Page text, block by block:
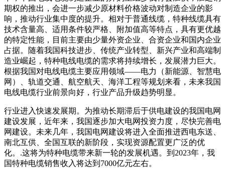
期权的推出，会进一步减少原材料价格波动对制造企业的影
响，推动行业集中度的提升。相对于普通线缆，特种线缆具有
技术含量高、适用条件较严格、附加值高等特点，具有更优越
的特定性能，目前主要由少量外资企业、合资企业和国内企业
占据。随着我国科技进步、传统产业转型、新兴产业和高端制
造业崛起，特种电线电缆的需求将持续增长，发展潜力巨大。
根据我国对电线电缆主要应用领域——电力（新能源、智慧电
网）、轨道交通、航空航天、海洋工程等规划来看，未来我国
电线电缆行业前景向好，行业产品升级趋势明显。
行业进入快速发展期。为推动长期滞后于供电建设的我国电网
建设发展，近年来，我国逐步加大电网投资力度，尽快完善电
网建设。未来几年，我国电网建设将进入全面推进西电东送、
南北互供、全国互联的新阶段，实现资源配置更广泛的优
化。.这将为特种电缆带来新一轮的发展机遇。到2023年，我
国特种电缆销售收入将达到7000亿元左右。